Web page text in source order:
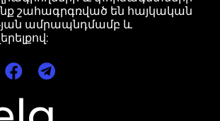
շահագրգռված են հայկական
ամրապնդմամբ և